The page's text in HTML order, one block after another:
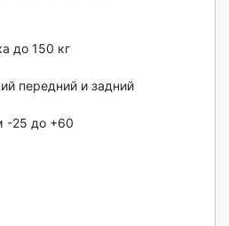
до 150 кг
передний и задний
-25 до +60